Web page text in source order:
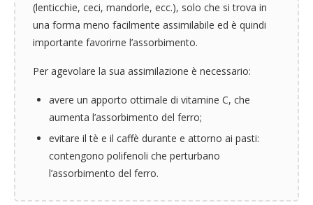
(lenticchie, ceci, mandorle, ecc.), solo che si trova in
una forma meno facilmente assimilabile ed è quindi
importante favorirne l’assorbimento.
Per agevolare la sua assimilazione è necessario:
avere un apporto ottimale di vitamine C, che
aumenta l’assorbimento del ferro;
evitare il tè e il caffè durante e attorno ai pasti:
contengono polifenoli che perturbano
l’assorbimento del ferro.